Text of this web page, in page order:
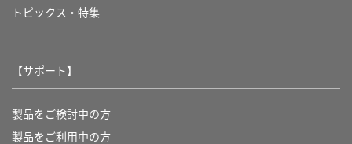
トピックス・特集
【サポート】
製品をご検討中の方
製品をご利用中の方